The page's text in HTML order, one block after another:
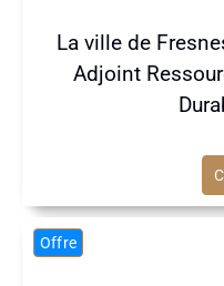
La ville de
Adjoint
Offre